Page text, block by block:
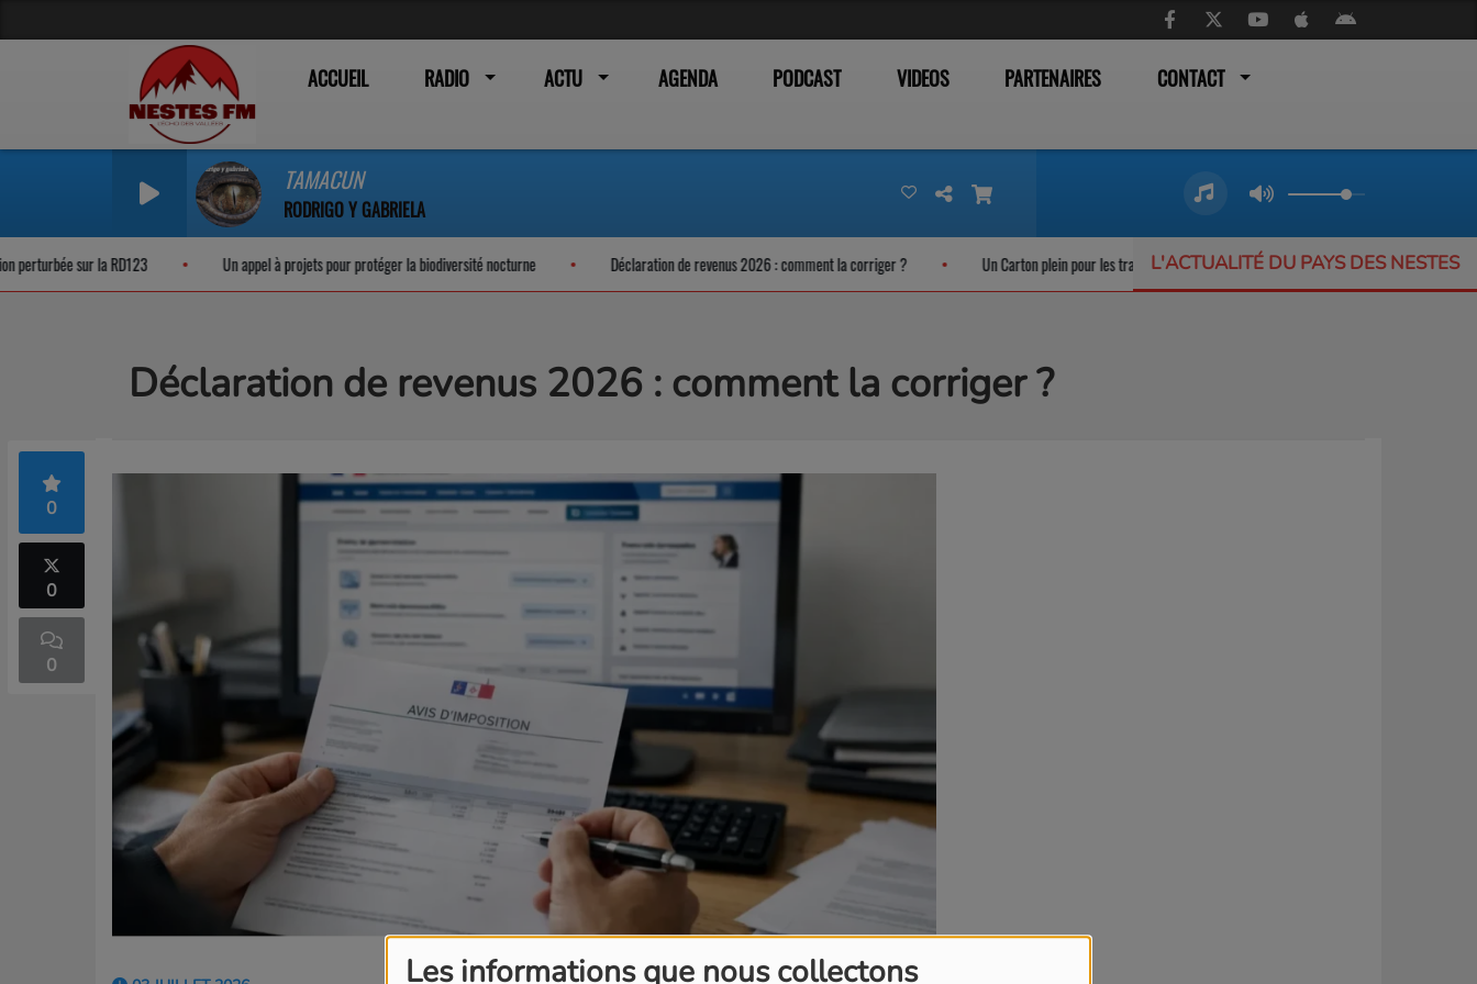
Les informations que nous collectons
ACCUEIL RADIO ACTU AGENDA PODCAST VIDEOS PARTENAIRES CONTACT
TAMACUN
RODRIGO Y GABRIELA
L'ACTUALITÉ DU PAYS DES NESTES
sur la RD123 Un appel à projets pour protéger la biodiversité nocturne Déclaration de revenus 2026 : comment la corriger ? Un Carton plein pour les trains liO qui ne désemplissent pas L’Offrande Musicale : un
Déclaration de revenus 2026 : comment la corriger ?
0
0
0